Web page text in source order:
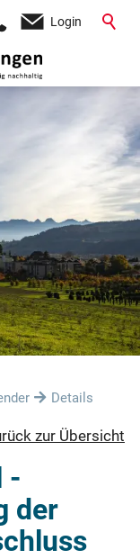
Login
Details
zur Übersicht
-
der